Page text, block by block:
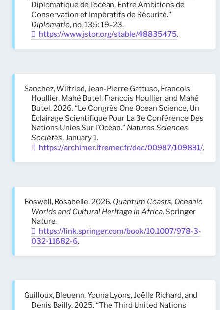
Diplomatique de l’océan, Entre Ambitions de
Conservation et Impératifs de Sécurité.”
Diplomatie, no. 135: 19–23.
https://www.jstor.org/stable/48835475.
Sanchez, Wilfried, Jean-Pierre Gattuso, Francois
Houllier, Mahé Butel, Francois Houllier, and Mahé
Butel. 2026. “Le Congrès One Ocean Science, Un
Éclairage Scientifique Pour La 3e Conférence Des
Nations Unies Sur l’Océan.” Natures Sciences
Sociétés, January 1.
https://archimer.ifremer.fr/doc/00987/109881/.
Boswell, Rosabelle. 2026. Quantum Coasts, Oceanic
Worlds and Cultural Heritage in Africa. Springer
Nature.
https://link.springer.com/book/10.1007/978-3-
032-11682-6.
Guilloux, Bleuenn, Youna Lyons, Joëlle Richard, and
Denis Bailly. 2025. “The Third United Nations